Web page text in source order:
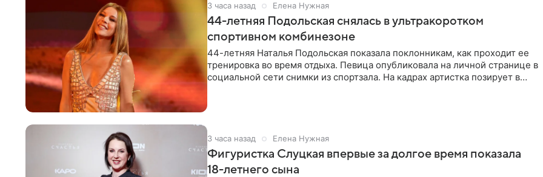
3 часа назад Елена Нужная
44-летняя Подольская снялась в ультракоротком
спортивном комбинезоне
44-летняя Наталья Подольская показала поклонникам, как проходит ее
тренировка во время отдыха. Певица опубликовала на личной странице в
социальной сети снимки из спортзала. На кадрах артистка позирует в
3 часа назад Елена Нужная
Фигуристка Слуцкая впервые за долгое время показала
18-летнего сына